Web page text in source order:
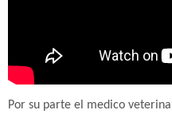
Por su parte el medico